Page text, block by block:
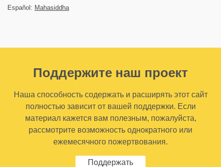
Español: Mahasiddha
Поддержите наш проект
Наша способность содержать и расширять этот сайт
полностью зависит от вашей поддержки. Если
материал кажется вам полезным, пожалуйста,
рассмотрите возможность однократного или
ежемесячного пожертвования.
Поддержать